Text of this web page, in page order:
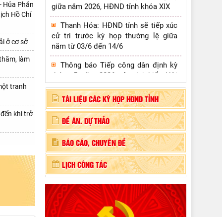
Hủa Phăn
Hồ Chí
ở cơ sở
làm
tranh
khi trở
Thanh Hóa: HĐND tỉnh sẽ tiếp xúc
cử tri trước kỳ họp thường lệ giữa
năm từ 03/6 đến 14/6
Thông báo Tiếp công dân định kỳ
tháng 5 năm 2026 của đại biểu Hội
đồng nhân dân tỉnh chuyên trách
Thông báo tiếp công dân của Chủ
tịch Hội đồng nhân dân tỉnh
Đẩy mạnh tuyên truyền, lan tỏa
Cuộc thi chính luận về bảo vệ nền
tảng tư tưởng của Đảng năm 2026
TÀI LIỆU CÁC KỲ HỌP HĐND TỈNH
ĐỀ ÁN. DỰ THẢO
BÁO CÁO, CHUYÊN ĐỀ
LỊCH CÔNG TÁC